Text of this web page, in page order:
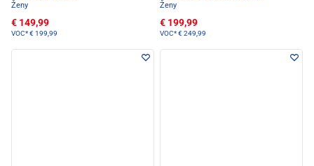
Ženy
€ 149,99
VOC*€ 199,99
Ženy
€ 199,99
VOC*€ 249,99